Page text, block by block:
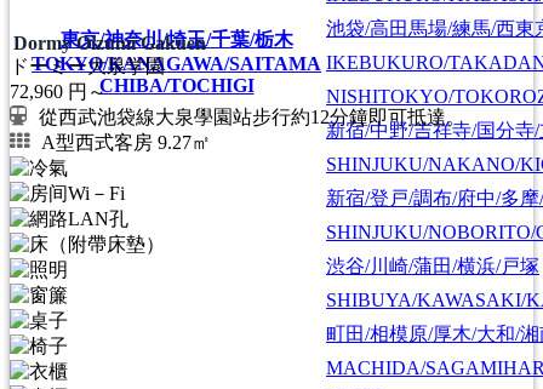
東京/神奈川/埼玉/千葉/栃木
TOKYO/KANAGAWA/SAITAMA
CHIBA/TOCHIGI
池袋/高田馬場/練馬/西東
IKEBUKURO/
NISHITOKYO/
新宿/中野/吉祥寺/国分寺
SHINJUKU/NAKANO/
新宿/登戸/調布/府中/多
SHINJUKU/
渋谷/川崎/蒲田/横浜/戸塚
SHIBUYA/KAWASAKI/
町田/相模原/厚木/大和/湘
MACHIDA/
Dormy Oizumi Gakuen
ドーミー大泉学園
72,960 円～
從西武池袋線大泉學園站步行約12分鐘即可抵達。
A型西式客房 9.27㎡